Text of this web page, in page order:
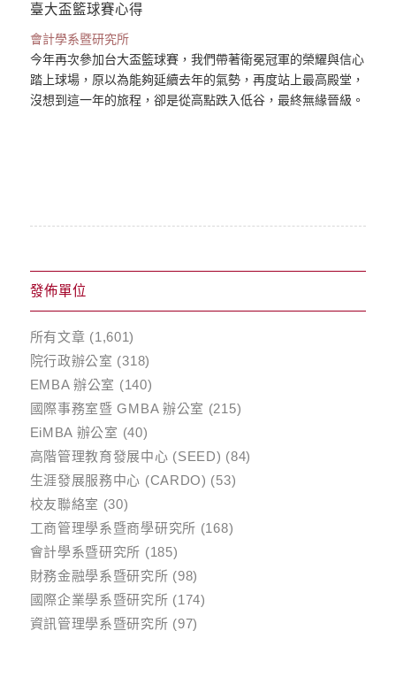
臺大盃籃球賽心得
會計學系暨研究所
今年再次參加台大盃籃球賽，我們帶著衛冕冠軍的榮耀與信心
踏上球場，原以為能夠延續去年的氣勢，再度站上最高殿堂，
沒想到這一年的旅程，卻是從高點跌入低谷，最終無緣晉級。
發佈單位
所有文章 (1,601)
院行政辦公室 (318)
EMBA 辦公室 (140)
國際事務室暨 GMBA 辦公室 (215)
EiMBA 辦公室 (40)
高階管理教育發展中心 (SEED) (84)
生涯發展服務中心 (CARDO) (53)
校友聯絡室 (30)
工商管理學系暨商學研究所 (168)
會計學系暨研究所 (185)
財務金融學系暨研究所 (98)
國際企業學系暨研究所 (174)
資訊管理學系暨研究所 (97)